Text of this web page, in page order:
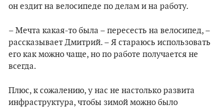
он ездит на велосипеде по делам и на работу.
– Мечта какая-то была – пересесть на велосипед, –
рассказывает Дмитрий. – Я стараюсь использовать
его как можно чаще, но по работе получается не
всегда.
Плюс, к сожалению, у нас не настолько развита
инфраструктура, чтобы зимой можно было